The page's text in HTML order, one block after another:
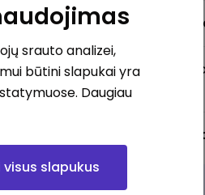
Darbo
Darbo
srauto analizei,
būtini slapukai yra
Daugiau
visus slapukus